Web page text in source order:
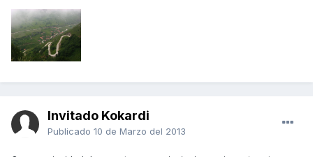
Invitado Kokardi
Publicado 10 de Marzo del 2013